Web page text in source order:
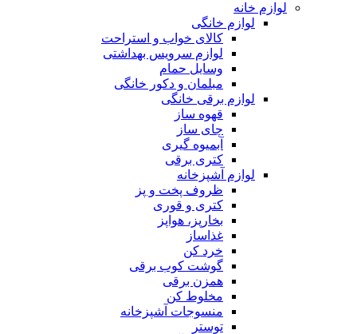
لوازم خانه
لوازم خانگی
کالای خواب و استراحت
لوازم سرویس بهداشتی
وسایل حمام
مبلمان و دکور خانگی
لوازم برقی خانگی
قهوه ساز
چای ساز
آبمیوه گیری
کتری برقی
لوازم آشپزخانه
ظروف پخت و پز
کتری و قوری
بخارپز، هواپز
غذاساز
خرد کن
گوشت کوب برقی
همزن برقی
مخلوط کن
منسوجات آشپزخانه
توستر